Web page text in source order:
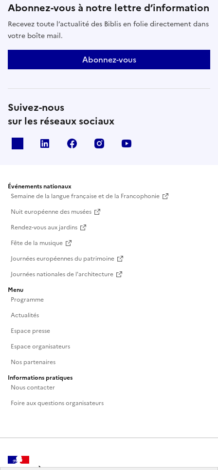
Abonnez-vous à notre lettre d’information
Recevez toute l’actualité des Biblis en folie directement dans
votre boîte mail.
Abonnez-vous
Suivez-nous
sur les réseaux sociaux
Linkedin Facebook Instagram
Événements nationaux
Semaine de la langue française et de la Francophonie
Nuit européenne des musées
Rendez-vous aux jardins
Fête de la musique
Journées européennes du patrimoine
Journées nationales de l'architecture
Menu
Programme
Actualités
Espace presse
Espace organisateurs
Nos partenaires
Informations pratiques
Nous contacter
Foire aux questions organisateurs